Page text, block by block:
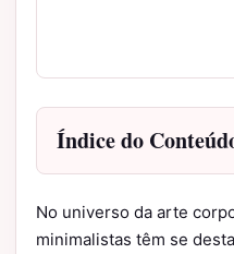
Índice do
No universo da arte
minimalistas têm se